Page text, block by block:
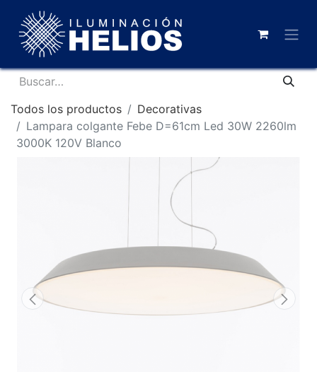
Todos los productos
Decorativas
Lampara colgante Febe D=61cm Led 30W 2260lm
3000K 120V Blanco